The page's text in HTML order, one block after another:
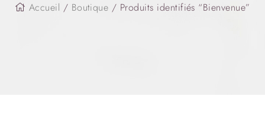
Accueil / Boutique / Produits identifiés “Bienvenue”